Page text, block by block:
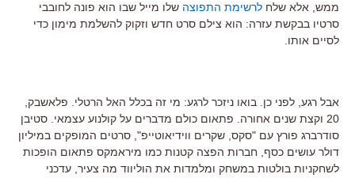
ממש, אלא שלח לרשימת התפוצה שלו מייל שבו הוא פונה לחובבי
סרטיו בבקשת עזרה: הוא צילם סרט חדש וזקוק להשלמת מימון כדי
לסיים אותו.
אבל רגע, לפני כן. בואו ניזכר לרגע: מי זה בכלל האל הרטלי. פלאשבק,
20 וקצת שנים אחורה. פתאום כולם מדברים על קולנוע עצמאי. סטיבן
סודרברג פורץ עם "סקס, שקרים ווידיאוטייפ", סרטים המופקים במיליון
דולר עושים כסף, חברות הפצה קטנות כמו מיראמקס פתאום הופכות
לשחקניות בולטות במשחק ומלמדות את הוליווד מה צעיר, עדכני